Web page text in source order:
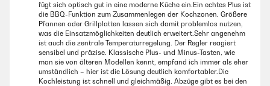
fügt sich optisch gut in eine moderne Küche ein.Ein echtes Plus ist
die BBQ-Funktion zum Zusammenlegen der Kochzonen. Größere
Pfannen oder Grillplatten lassen sich damit problemlos nutzen,
was die Einsatzmöglichkeiten deutlich erweitert.Sehr angenehm
ist auch die zentrale Temperaturregelung. Der Regler reagiert
sensibel und präzise. Klassische Plus- und Minus-Tasten, wie
man sie von älteren Modellen kennt, empfand ich immer als eher
umständlich – hier ist die Lösung deutlich komfortabler.Die
Kochleistung ist schnell und gleichmäßig. Abzüge gibt es bei den